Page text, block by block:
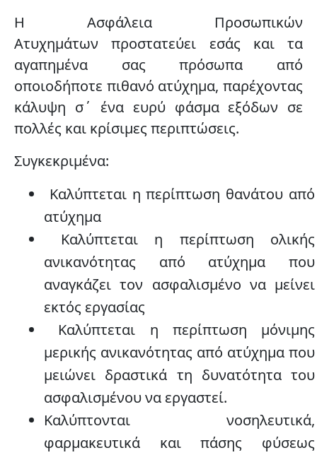
Η Ασφάλεια Προσωπικών
Ατυχημάτων προστατεύει εσάς και τα
αγαπημένα σας πρόσωπα από
οποιοδήποτε πιθανό ατύχημα, παρέχοντας
κάλυψη σ΄ ένα ευρύ φάσμα εξόδων σε
πολλές και κρίσιμες περιπτώσεις.
Συγκεκριμένα:
Καλύπτεται ηπερίπτωση θανάτου από
ατύχημα
Καλύπτεται η περίπτωση ολικής
ανικανότητας από ατύχημα που
αναγκάζει τον ασφαλισμένο να μείνει
εκτός εργασίας
Καλύπτεται η περίπτωση μόνιμης
μερικής ανικανότητας από ατύχημα που
μειώνει δραστικά τη δυνατότητα του
ασφαλισμένου να εργαστεί.
Καλύπτονται νοσηλευτικά,
φαρμακευτικά και πάσης φύσεως